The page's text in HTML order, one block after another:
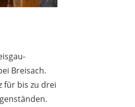
Breisach.
für bis zu drei